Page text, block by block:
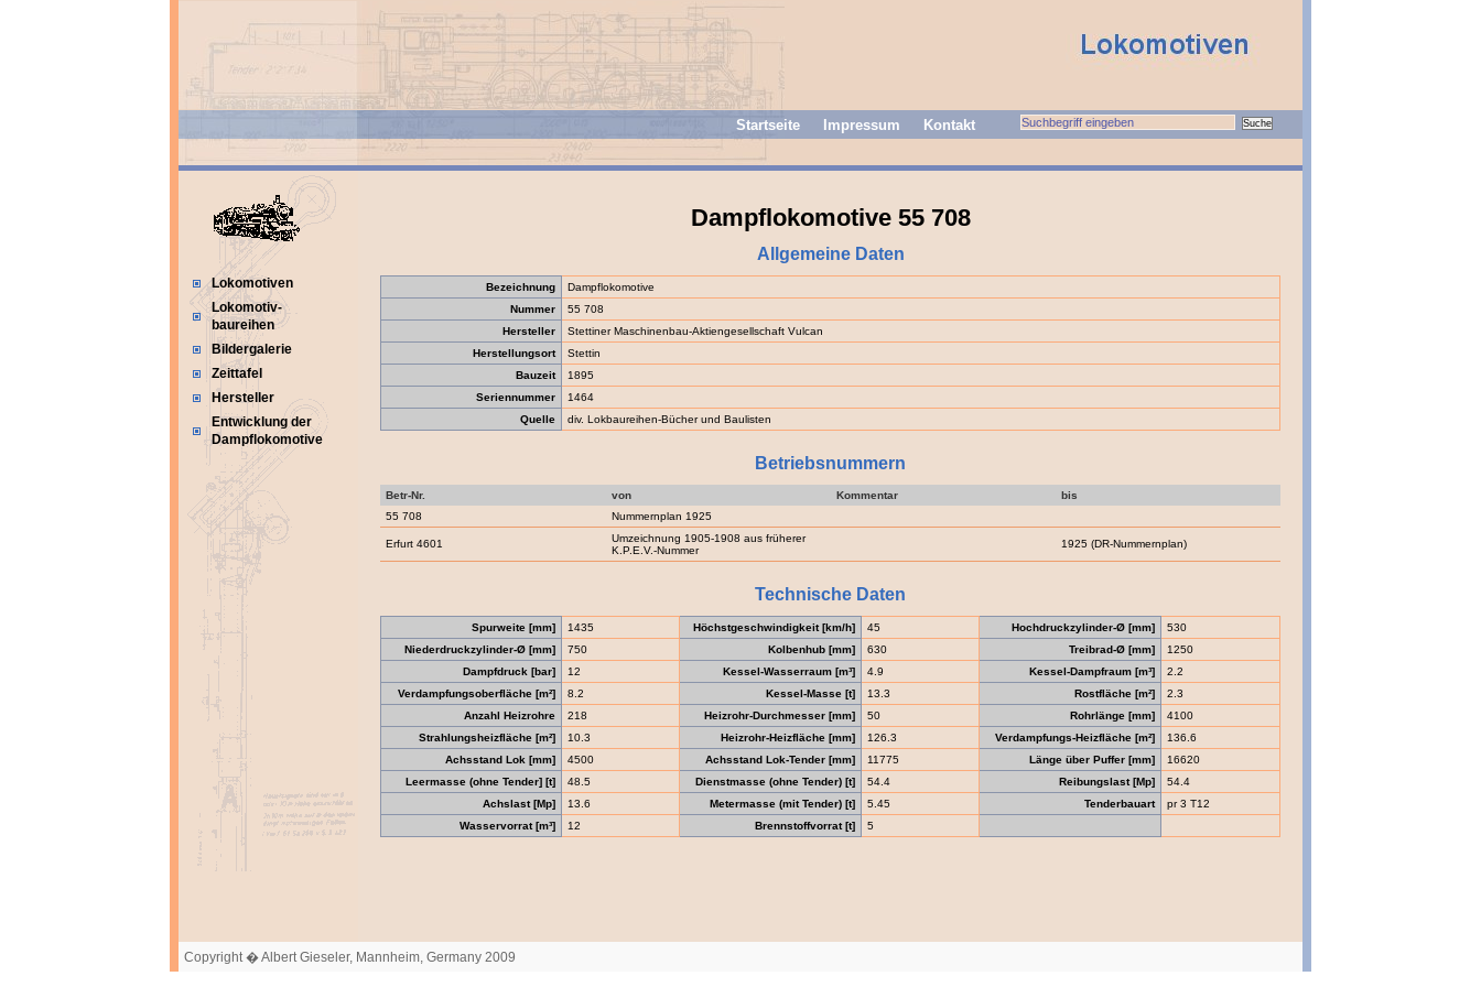
Startseite Impressum Kontakt
Lokomotiven
Lokomotiv-
baureihen
Bildergalerie
Zeittafel
Hersteller
Entwicklung der
Dampflokomotive
Dampflokomotive 55 708
Allgemeine Daten
Bezeichnung
Dampflokomotive
Nummer
55 708
Hersteller
Stettiner Maschinenbau-Aktiengesellschaft Vulcan
Herstellungsort
Stettin
Bauzeit
1895
Seriennummer
1464
Quelle
div. Lokbaureihen-Bücher und Baulisten
Betriebsnummern
Betr-Nr. von Kommentar
bis
55 708
Nummernplan 1925
Erfurt 4601
Umzeichnung 1905-1908 aus früherer
K.P.E.V.-Nummer
1925 (DR-Nummernplan)
Technische Daten
Spurweite [mm] 1435 Höchstgeschwindigkeit [km/h] 45 Hochdruckzylinder-Ø [mm]
530
Niederdruckzylinder-Ø [mm]
750 Kolbenhub [mm] 630 Treibrad-Ø [mm]
1250
Dampfdruck [bar]
12 Kessel-Wasserraum [m³] 4.9 Kessel-Dampfraum [m³]
2.2
Verdampfungsoberfläche [m²]
8.2 Kessel-Masse [t] 13.3 Rostfläche [m²]
2.3
Anzahl Heizrohre
218 Heizrohr-Durchmesser [mm] 50 Rohrlänge [mm]
4100
Strahlungsheizfläche [m²]
10.3 Heizrohr-Heizfläche [mm] 126.3 Verdampfungs-Heizfläche [m²]
136.6
Achsstand Lok [mm]
4500 Achsstand Lok-Tender [mm] 11775 Länge über Puffer [mm]
16620
Leermasse (ohne Tender] [t]
48.5 Dienstmasse (ohne Tender) [t] 54.4 Reibungslast [Mp]
54.4
Achslast [Mp]
13.6 Metermasse (mit Tender) [t] 5.45 Tenderbauart
pr 3 T12
Wasservorrat [m³]
12 Brennstoffvorrat [t] 5
Copyright � Albert Gieseler, Mannheim, Germany 2009